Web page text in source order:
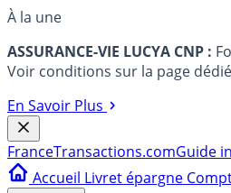
À la une
ASSURANCE-VIE LUCYA CNP :
Voir conditions sur la page
En Savoir Plus
FranceTransactions.comGuide
Accueil Livret épargne